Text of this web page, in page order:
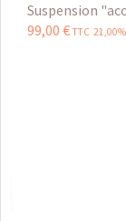
Suspension
99,00 € TTC 21,00%